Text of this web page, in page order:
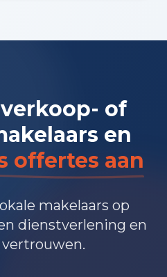
of
en
offertes aan
makelaars op
dienstverlening en